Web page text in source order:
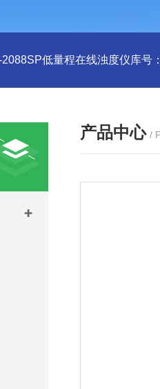
低量程在线浊度仪库号
产品中心 /